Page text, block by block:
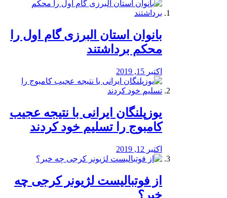
بانوان استان البرزی گام اول را
محكم برداشتند
اکتبر 15, 2019
یوزپلنگان ایرانی با نتیجه عجیب
کامبوج را تسلیم خود کردند
اکتبر 12, 2019
از فوتبالیست لژیونر کرجی چه
خبر؟